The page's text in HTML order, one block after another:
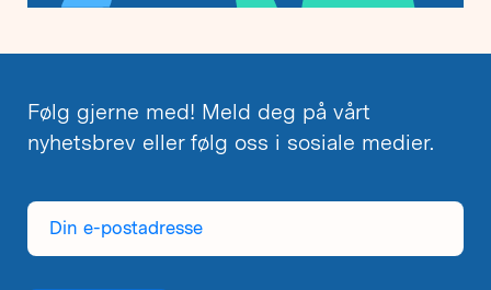
Følg gjerne med! Meld deg på vårt
nyhetsbrev eller følg oss i sosiale medier.
Din
postadresse